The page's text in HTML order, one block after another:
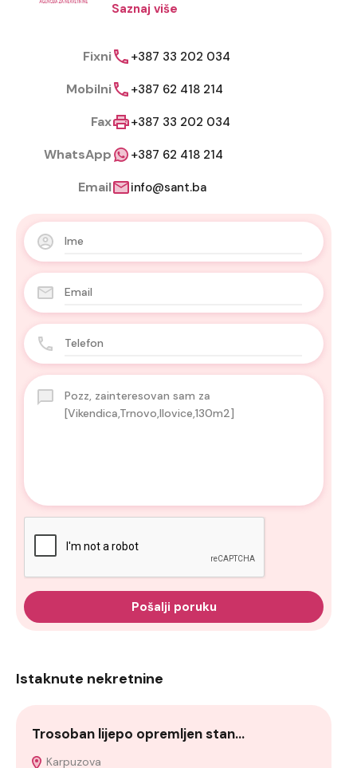
Saznaj više
Fixni +387 33 202 034
Mobilni +387 62 418 214
Fax +387 33 202 034
WhatsApp +387 62 418 214
Email info@sant.ba
Pošalji poruku
Istaknute nekretnine
Trosoban lijepo opremljen stan…
Karpuzova